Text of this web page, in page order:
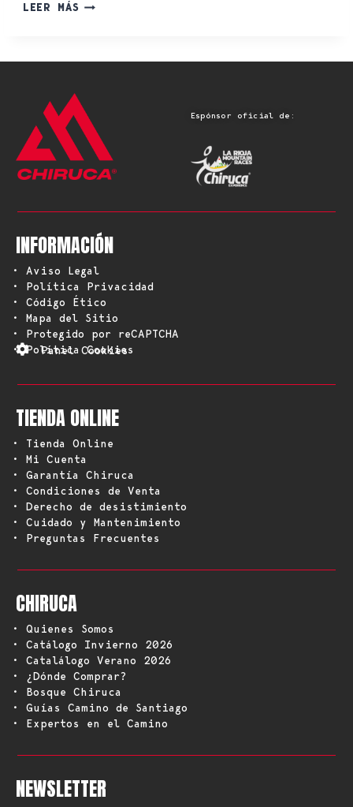
LEER MÁS
Espónsor oficial de:
INFORMACIÓN
• Aviso Legal
• Política Privacidad
• Código Ético
• Mapa del Sitio
• Protegido por reCAPTCHA
• Política Cookies
Panel Cookies
TIENDA ONLINE
• Tienda Online
• Mi Cuenta
• Garantía Chiruca
• Condiciones de Venta
• Derecho de desistimiento
• Cuidado y Mantenimiento
• Preguntas Frecuentes
CHIRUCA
• Quienes Somos
• Catálogo Invierno 2026
• Catalálogo Verano 2026
• ¿Dónde Comprar?
• Bosque Chiruca
• Guías Camino de Santiago
• Expertos en el Camino
NEWSLETTER